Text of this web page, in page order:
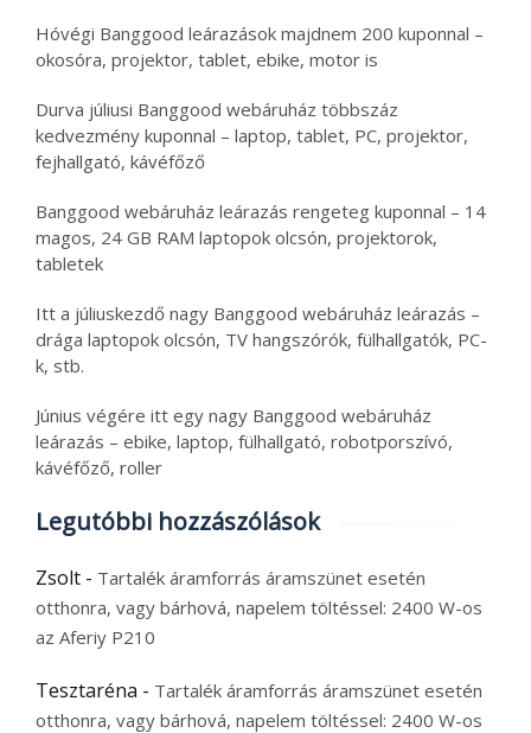
Hóvégi Banggood leárazások majdnem 200 kuponnal –
okosóra, projektor, tablet, ebike, motor is
Durva júliusi Banggood webáruház többszáz
kedvezmény kuponnal – laptop, tablet, PC, projektor,
fejhallgató, kávéfőző
Banggood webáruház leárazás rengeteg kuponnal – 14
magos, 24 GB RAM laptopok olcsón, projektorok,
tabletek
Itt a júliuskezdő nagy Banggood webáruház leárazás –
drága laptopok olcsón, TV hangszórók, fülhallgatók, PC-
k, stb.
Június végére itt egy nagy Banggood webáruház
leárazás – ebike, laptop, fülhallgató, robotporszívó,
kávéfőző, roller
Legutóbbi hozzászólások
Zsolt - Tartalék áramforrás áramszünet esetén
otthonra, vagy bárhová, napelem töltéssel: 2400 W-os
az Aferiy P210
Tesztaréna - Tartalék áramforrás áramszünet esetén
otthonra, vagy bárhová, napelem töltéssel: 2400 W-os